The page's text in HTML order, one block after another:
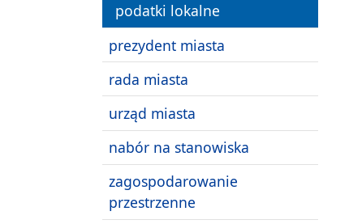
podatki lokalne
prezydent miasta
rada miasta
urząd miasta
nabór na stanowiska
zagospodarowanie
przestrzenne